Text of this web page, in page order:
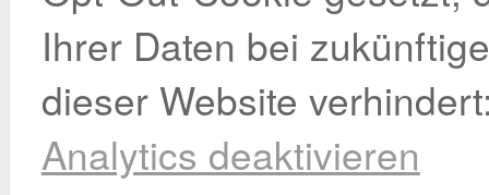
Ihrer Daten bei
dieser Website
Analytics deaktivieren